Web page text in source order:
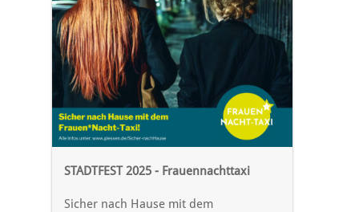
STADTFEST 2025 - Frauennachttaxi
Sicher nach Hause mit dem